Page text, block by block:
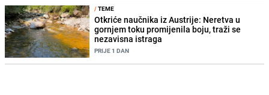
/TEME
Otkriće naučnika iz Austrije: Neretva u
gornjem toku promijenila boju, traži se
nezavisna istraga
PRIJE 1 DAN